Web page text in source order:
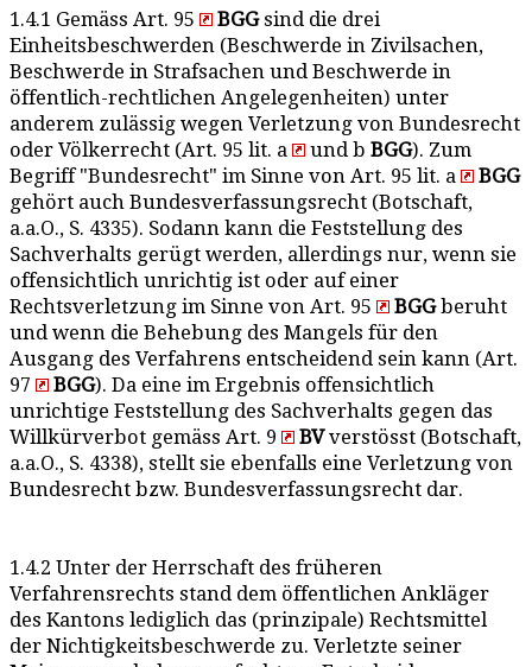
1.4.1 Gemäss Art. 95 BGGsind die drei
Einheitsbeschwerden (Beschwerde in Zivilsachen,
Beschwerde in Strafsachen und Beschwerde in
öffentlich-rechtlichen Angelegenheiten) unter
anderem zulässig wegen Verletzung von Bundesrecht
oder Völkerrecht (Art. 95 lit. a
und b BGG). Zum
Begriff "Bundesrecht" im Sinne von Art. 95 lit. a
BGG
gehört auch Bundesverfassungsrecht (Botschaft,
a.a.O., S. 4335). Sodann kann die Feststellung des
Sachverhalts gerügt werden, allerdings nur, wenn sie
offensichtlich unrichtig ist oder auf einer
Rechtsverletzung im Sinne von Art. 95
BGGberuht
und wenn die Behebung des Mangels für den
Ausgang des Verfahrens entscheidend sein kann (Art.
97
BGG). Da eine im Ergebnis offensichtlich
unrichtige Feststellung des Sachverhalts gegen das
Willkürverbot gemäss Art. 9
BVverstösst (Botschaft,
a.a.O., S. 4338), stellt sie ebenfalls eine Verletzung von
Bundesrecht bzw. Bundesverfassungsrecht dar.
1.4.2 Unter der Herrschaft des früheren
Verfahrensrechts stand dem öffentlichen Ankläger
des Kantons lediglich das (prinzipale) Rechtsmittel
der Nichtigkeitsbeschwerde zu. Verletzte seiner